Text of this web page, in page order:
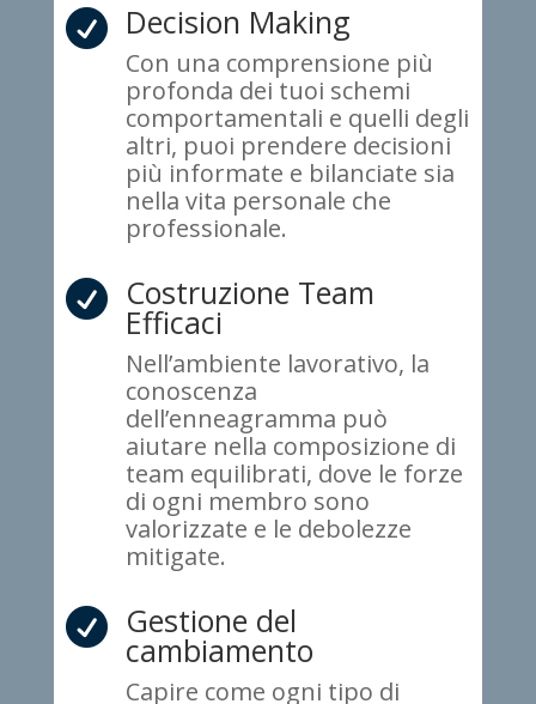
 Decision Making
Con una comprensione più
profonda dei tuoi schemi
comportamentali e quelli degli
altri, puoi prendere decisioni
più informate e bilanciate sia
nella vita personale che
professionale.
 Costruzione Team
Efficaci
Nell’ambiente lavorativo, la
conoscenza
dell’enneagramma può
aiutare nella composizione di
team equilibrati, dove le forze
di ogni membro sono
valorizzate e le debolezze
mitigate.
 Gestione del
cambiamento
Capire come ogni tipo di